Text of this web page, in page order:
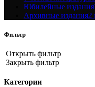
Юбилейные издания
Архивные издания2
Фильтр
Открыть фильтр
Закрыть фильтр
Категории